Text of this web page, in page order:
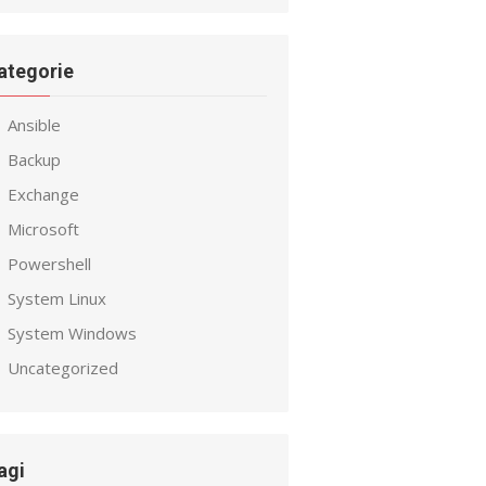
Ansible
Backup
Exchange
Microsoft
Powershell
System Linux
System Windows
Uncategorized